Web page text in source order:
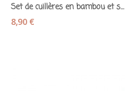
Set de cuillères en bambou et silicone...
8,90 €